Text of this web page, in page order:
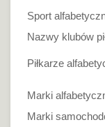
Sport
Nazwy klubów
Piłkarze
Marki
Marki